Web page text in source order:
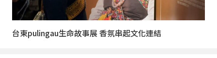
台東pulingau生命故事展 香氛串起文化連結